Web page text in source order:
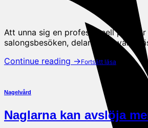
Att unna sig en professionell
salongsbesöken, delar vi här våra
Continue reading →
Nagelvård
Naglarna kan avslöja